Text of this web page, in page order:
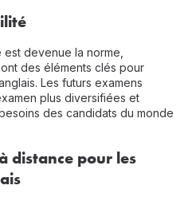
devenue la norme,
des éléments clés pour
Les futurs examens
plus diversifiées et
des candidats du monde
distance pour les